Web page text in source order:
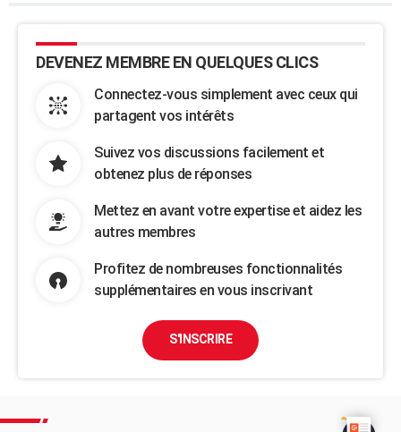
DEVENEZ MEMBRE EN QUELQUES CLICS
Connectez-vous simplement avec ceux qui
partagent vos intérêts
Suivez vos discussions facilement et
obtenez plus de réponses
Mettez en avant votre expertise et aidez les
autres membres
Profitez de nombreuses fonctionnalités
supplémentaires en vous inscrivant
S'INSCRIRE